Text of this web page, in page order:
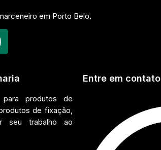
em Porto Belo.
produtos de
de fixação,
seu trabalho ao
Entre em contato